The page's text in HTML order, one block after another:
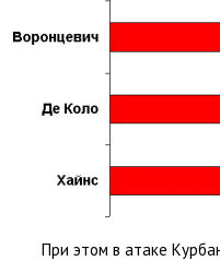
При этом в атаке